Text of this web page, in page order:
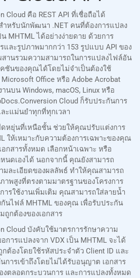
Cloud คือ REST API ที่เชื่อถือได้
ำหรับนักพัฒนา .NET คนที่ต้องการแปลง
น MHTML ได้อย่างง่ายดาย ด้วยการ
ละรูปภาพมากกว่า 153 รูปแบบ API ของ
านรวมความสามารถในการแปลงไฟล์อัน
ชันของคุณได้โดยไม่จำเป็นต้องใช้
Office หรือ Adobe Acrobat
นบน Windows, macOS, Linux หรือ
Cloud ก็รับประกันการ
ะแม่นยำทุกที่ทุกเวลา
ดหยุ่นที่เหนือชั้น ช่วยให้คุณปรับแต่งการ
ให้เหมาะกับความต้องการเฉพาะของคุณ
กสารทั้งหมด เลือกหน้าเฉพาะ หรือ
นดเองได้ นอกจากนี้ คุณยังสามารถ
ละเอียดของผลลัพธ์ ทำให้คุณสามารถ
าพสูงที่ตรงตามมาตรฐานของโครงการ
รใช้งานเพิ่มเติม คุณสามารถใส่ลายน้ำ
นไฟล์ MHTML ของคุณ เพื่อรับประกัน
กต้องของเอกสาร
Cloud บังคับใช้มาตรการรักษาความ
ารแปลงจาก VDX เป็น MHTML จะได้
ต้องโดยใช้รหัสประจำตัว Client ID และ
การเข้าถึงโดยไม่ได้รับอนุญาต เอกสาร
งตลอดกระบวนการ และการแปลงทั้งหมด